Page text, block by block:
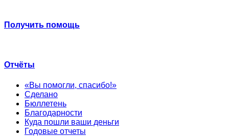
Получить помощь
Отчёты
«Вы помогли, спасибо!»
Сделано
Бюллетень
Благодарности
Куда пошли ваши деньги
Годовые отчеты